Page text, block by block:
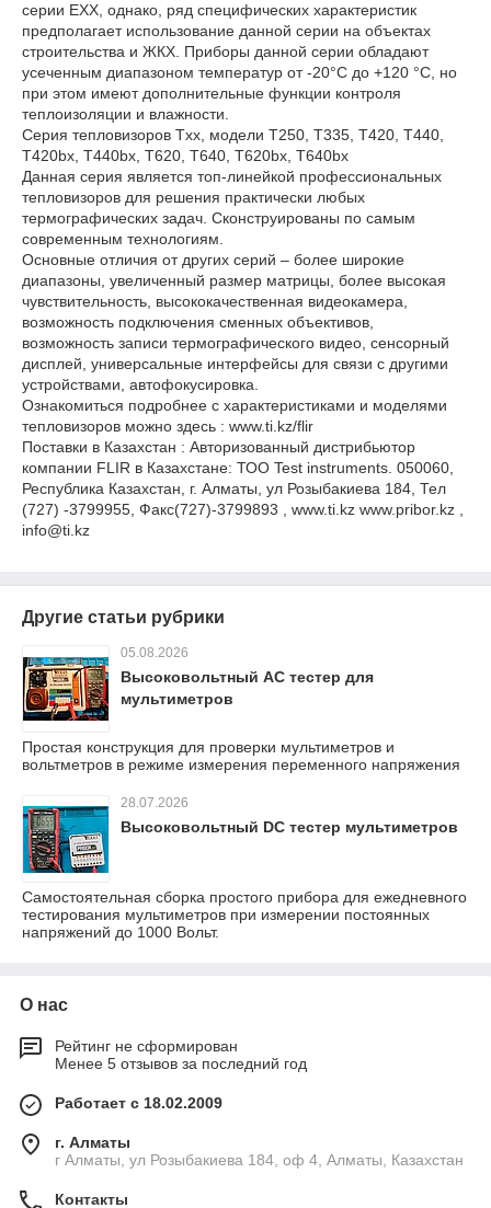
серии EXX, однако, ряд специфических характеристик
предполагает использование данной серии на объектах
строительства и ЖКХ. Приборы данной серии обладают
усеченным диапазоном температур от -20°C до +120 °C, но
при этом имеют дополнительные функции контроля
теплоизоляции и влажности.
Серия тепловизоров Txx, модели T250, T335, T420, T440,
T420bx, T440bx, T620, T640, T620bx, T640bx
Данная серия является топ-линейкой профессиональных
тепловизоров для решения практически любых
термографических задач. Сконструированы по самым
современным технологиям.
Основные отличия от других серий – более широкие
диапазоны, увеличенный размер матрицы, более высокая
чувствительность, высококачественная видеокамера,
возможность подключения сменных объективов,
возможность записи термографического видео, сенсорный
дисплей, универсальные интерфейсы для связи с другими
устройствами, автофокусировка.
Ознакомиться подробнее с характеристиками и моделями
тепловизоров можно здесь : www.ti.kz/flir
Поставки в Казахстан : Авторизованный дистрибьютор
компании FLIR в Казахстане: ТОО Test instruments. 050060,
Республика Казахстан, г. Алматы, ул Розыбакиева 184, Тел
(727) -3799955, Факс(727)-3799893 , www.ti.kz www.pribor.kz ,
info@ti.kz
Другие статьи рубрики
05.08.2026
Высоковольтный AC тестер для
мультиметров
Простая конструкция для проверки мультиметров и
вольтметров в режиме измерения переменного напряжения
28.07.2026
Высоковольтный DC тестер мультиметров
Самостоятельная сборка простого прибора для ежедневного
тестирования мультиметров при измерении постоянных
напряжений до 1000 Вольт.
О нас
Рейтинг не сформирован
Менее 5 отзывов за последний год
Работает с 18.02.2009
г. Алматы
г Алматы, ул Розыбакиева 184, оф 4, Алматы, Казахстан
Контакты